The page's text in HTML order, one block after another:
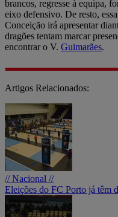
brancos, regresse à equipa,
eixo defensivo. De resto,
Conceição irá apresentar
dragões tentam marcar
encontrar o V. Guimarães.
Artigos Relacionados:
// Nacional //
Eleições do FC Porto já têm